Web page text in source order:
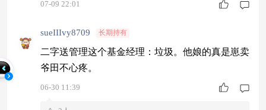
07-09 22:01
sueIIIvy8709 长期持有
二字送管理这个基金经理：垃圾。他娘的真是崽卖
爷田不心疼。
06-30 11:39